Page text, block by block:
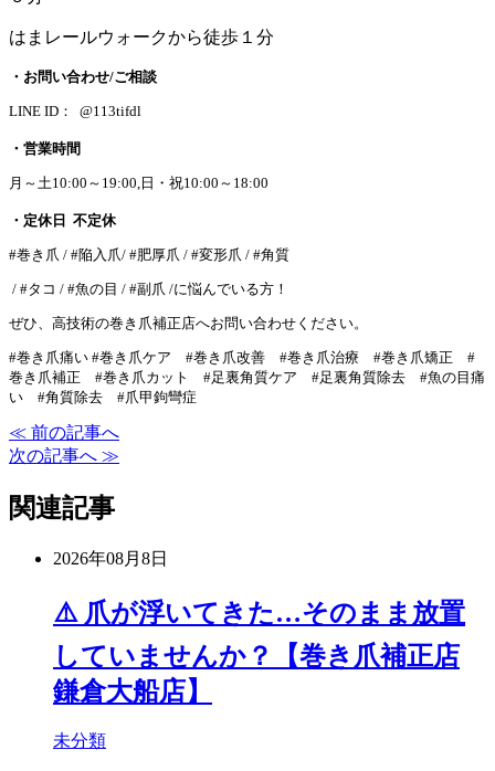
はまレールウォークから徒歩１分
・お問い合わせ/ご相談
LINE ID： @113tifdl
・営業時間
月～土10:00～19:00,日・祝10:00～18:00
・定休日 不定休
#巻き爪 / #陥入爪/ #肥厚爪 / #変形爪 / #角質
/ #タコ / #魚の目 / #副爪 /に悩んでいる方！
ぜひ、高技術の巻き爪補正店へお問い合わせください。
#巻き爪痛い #巻き爪ケア #巻き爪改善 #巻き爪治療 #巻き爪矯正 #
巻き爪補正 #巻き爪カット #足裏角質ケア #足裏角質除去 #魚の目痛
い #角質除去 #爪甲鉤彎症
≪ 前の記事へ
次の記事へ ≫
関連記事
2026年08月8日
⚠️ 爪が浮いてきた…そのまま放置
していませんか？【巻き爪補正店
鎌倉大船店】
未分類